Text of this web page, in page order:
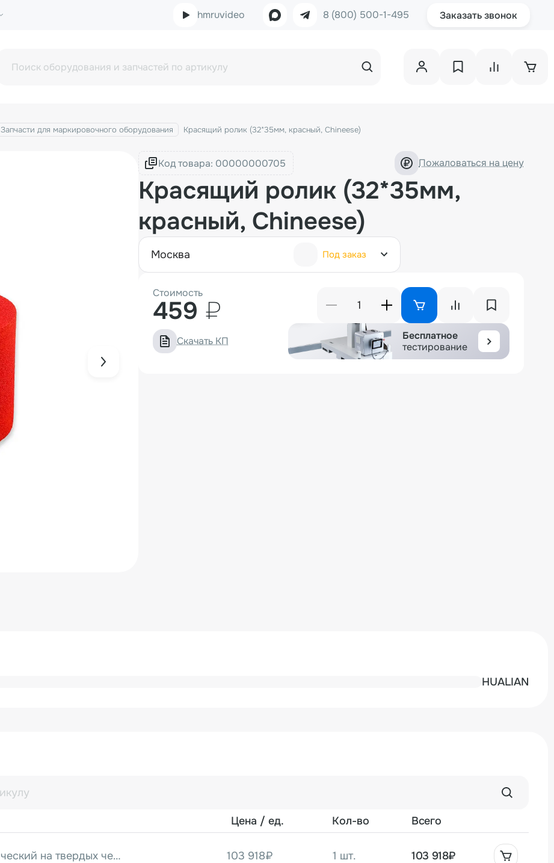
hmruvideo 8 (800) 500-1-495 Заказать звонок
Запчасти для маркировочного оборудования Красящий ролик (32*35мм, красный, Chineese)
Код товара: Пожаловаться на цену
Красящий ролик (32*35мм,
красный, Chineese)
москва Под заказ
Стоимость
459 ₽
Скачать КП
Бесплатное
тестирование
HUALIAN
Цена / ед. Кол-во Всего
Датер автоматический на твердых чернилах MY-300A 103 918₽ 1 шт. 103 918₽